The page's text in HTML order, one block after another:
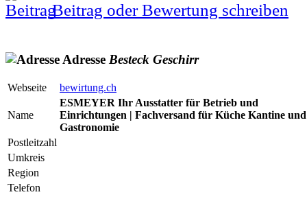
Beitrag oder Bewertung schreiben
Adresse Besteck Geschirr
Webseite bewirtung.ch
Name
ESMEYER Ihr Ausstatter für Betrieb und
Einrichtungen | Fachversand für Küche Kantine und
Gastronomie
Postleitzahl
Umkreis
Region
Telefon